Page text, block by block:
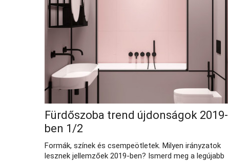
Fürdőszoba trend újdonságok 2019-
ben 1/2
Formák, színek és csempeötletek. Milyen irányzatok
lesznek jellemzőek 2019-ben? Ismerd meg a legújabb